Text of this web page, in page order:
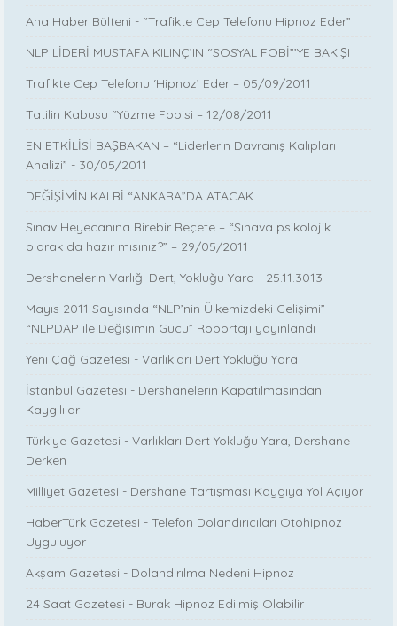
Ana Haber Bülteni - “Trafikte Cep Telefonu Hipnoz Eder”
NLP LİDERİ MUSTAFA KILINÇ’IN “SOSYAL FOBİ”’YE BAKIŞI
Trafikte Cep Telefonu ‘Hipnoz’ Eder – 05/09/2011
Tatilin Kabusu “Yüzme Fobisi – 12/08/2011
EN ETKİLİSİ BAŞBAKAN – “Liderlerin Davranış Kalıpları
Analizi” - 30/05/2011
DEĞİŞİMİN KALBİ “ANKARA”DA ATACAK
Sınav Heyecanına Birebir Reçete – “Sınava psikolojik
olarak da hazır mısınız?” – 29/05/2011
Dershanelerin Varlığı Dert, Yokluğu Yara - 25.11.3013
Mayıs 2011 Sayısında “NLP’nin Ülkemizdeki Gelişimi”
“NLPDAP ile Değişimin Gücü” Röportajı yayınlandı
Yeni Çağ Gazetesi - Varlıkları Dert Yokluğu Yara
İstanbul Gazetesi - Dershanelerin Kapatılmasından
Kaygılılar
Türkiye Gazetesi - Varlıkları Dert Yokluğu Yara, Dershane
Derken
Milliyet Gazetesi - Dershane Tartışması Kaygıya Yol Açıyor
HaberTürk Gazetesi - Telefon Dolandırıcıları Otohipnoz
Uyguluyor
Akşam Gazetesi - Dolandırılma Nedeni Hipnoz
24 Saat Gazetesi - Burak Hipnoz Edilmiş Olabilir